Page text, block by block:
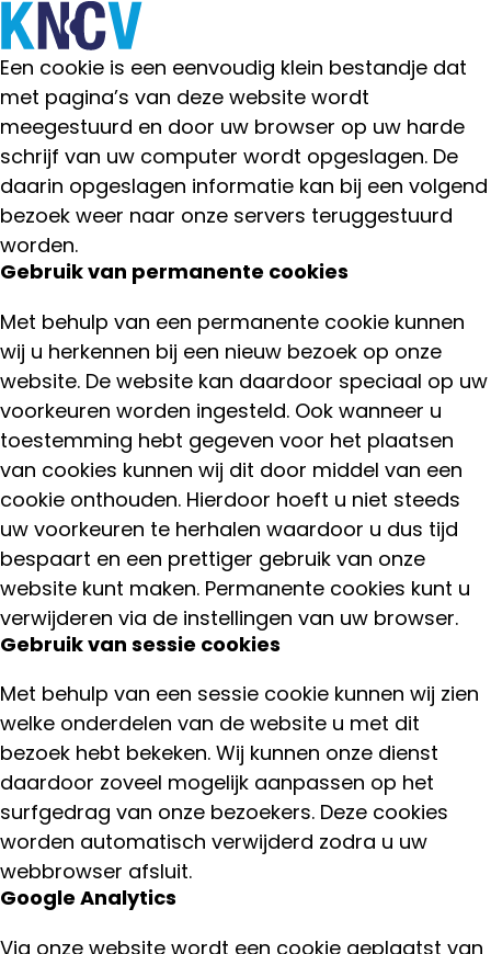
Cookieverklaring
Wij maken op deze website gebruik van cookies.
Een cookie is een eenvoudig klein bestandje dat
met pagina’s van deze website wordt
meegestuurd en door uw browser op uw harde
schrijf van uw computer wordt opgeslagen. De
daarin opgeslagen informatie kan bij een volgend
bezoek weer naar onze servers teruggestuurd
worden.
Gebruik van permanente cookies
Met behulp van een permanente cookie kunnen
wij u herkennen bij een nieuw bezoek op onze
website. De website kan daardoor speciaal op uw
voorkeuren worden ingesteld. Ook wanneer u
toestemming hebt gegeven voor het plaatsen
van cookies kunnen wij dit door middel van een
cookie onthouden. Hierdoor hoeft u niet steeds
uw voorkeuren te herhalen waardoor u dus tijd
bespaart en een prettiger gebruik van onze
website kunt maken. Permanente cookies kunt u
verwijderen via de instellingen van uw browser.
Gebruik van sessie cookies
Met behulp van een sessie cookie kunnen wij zien
welke onderdelen van de website u met dit
bezoek hebt bekeken. Wij kunnen onze dienst
daardoor zoveel mogelijk aanpassen op het
surfgedrag van onze bezoekers. Deze cookies
worden automatisch verwijderd zodra u uw
webbrowser afsluit.
Google Analytics
Via onze website wordt een cookie geplaatst van